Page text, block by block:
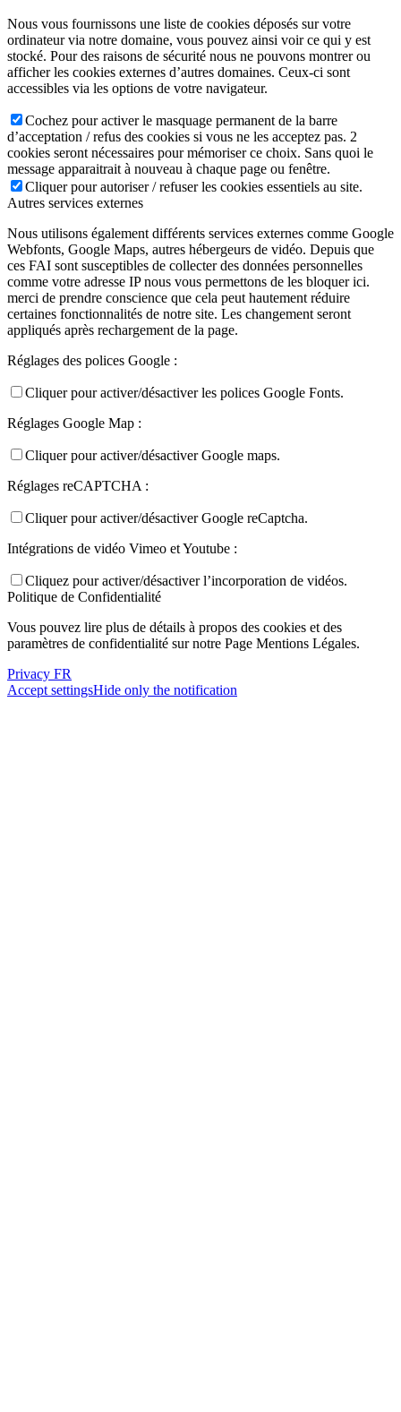
Nous vous fournissons une liste de cookies déposés sur votre
ordinateur via notre domaine, vous pouvez ainsi voir ce qui y est
stocké. Pour des raisons de sécurité nous ne pouvons montrer ou
afficher les cookies externes d’autres domaines. Ceux-ci sont
accessibles via les options de votre navigateur.
Cochez pour activer le masquage permanent de la barre
d’acceptation / refus des cookies si vous ne les acceptez pas. 2
cookies seront nécessaires pour mémoriser ce choix. Sans quoi le
message apparaitrait à nouveau à chaque page ou fenêtre.
Cliquer pour autoriser / refuser les cookies essentiels au site.
Autres services externes
Nous utilisons également différents services externes comme Google
Webfonts, Google Maps, autres hébergeurs de vidéo. Depuis que
ces FAI sont susceptibles de collecter des données personnelles
comme votre adresse IP nous vous permettons de les bloquer ici.
merci de prendre conscience que cela peut hautement réduire
certaines fonctionnalités de notre site. Les changement seront
appliqués après rechargement de la page.
Réglages des polices Google :
Cliquer pour activer/désactiver les polices Google Fonts.
Réglages Google Map :
Cliquer pour activer/désactiver Google maps.
Réglages reCAPTCHA :
Cliquer pour activer/désactiver Google reCaptcha.
Intégrations de vidéo Vimeo et Youtube :
Cliquez pour activer/désactiver l’incorporation de vidéos.
Politique de Confidentialité
Vous pouvez lire plus de détails à propos des cookies et des
paramètres de confidentialité sur notre Page Mentions Légales.
Privacy FR
Accept settingsHide only the notification